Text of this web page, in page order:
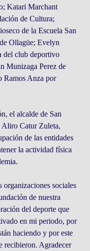
Katari Marchant
de Cultura;
de la Escuela San
Ollagüe; Evelyn
del club deportivo
Munizaga Perez de
Anza por
el alcalde de San
Aliro Catur Zuleta,
de las entidades
la actividad física
organizaciones sociales
de nuestra
del deporte que
en mi periodo, por
haciendo y por este
recibieron. Agradecer